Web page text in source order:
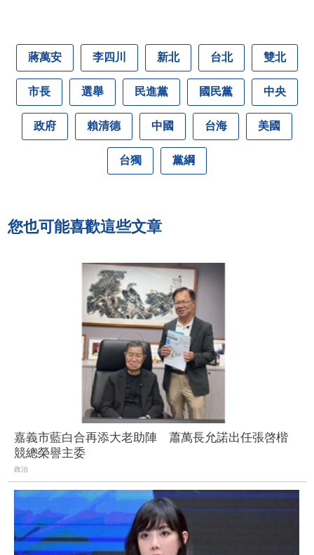
蔣萬安 李四川 新北 台北 雙北
市長 選舉 民進黨 國民黨 中央
政府 賴清德 中國 台海 美國
台獨 黨綱
您也可能喜歡這些文章
嘉義市藍白合再添大老助陣 蕭萬長允諾出任張啓楷
競總榮譽主委
政治